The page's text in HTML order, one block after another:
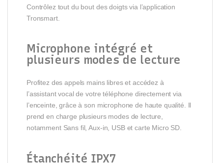
Contrôlez tout du bout des doigts via l’application
Tronsmart.
Microphone intégré et
plusieurs modes de lecture
Profitez des appels mains libres et accédez à
l’assistant vocal de votre téléphone directement via
l’enceinte, grâce à son microphone de haute qualité. Il
prend en charge plusieurs modes de lecture,
notamment Sans fil, Aux-in, USB et carte Micro SD.
Étanchéité IPX7